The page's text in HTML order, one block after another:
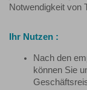
Notwendigkeit von
Ihr Nutzen :
Nach den
können Sie